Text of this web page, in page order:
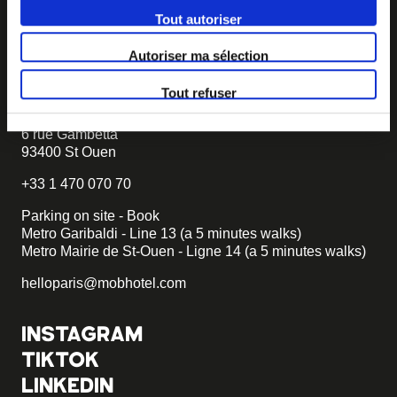
Tout autoriser
Autoriser ma sélection
Tout refuser
becomemob@mobhotel.com
FIND MOB HOTEL
92 rooms with 3 PRM
6 rue Gambetta
93400 St Ouen
+33 1 470 070 70
Parking on site - Book
Metro Garibaldi - Line 13 (a 5 minutes walks)
Metro Mairie de St-Ouen - Ligne 14 (a 5 minutes walks)
helloparis@mobhotel.com
INSTAGRAM
TIKTOK
LINKEDIN